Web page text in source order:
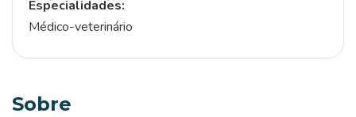
Especialidades:
Médico-veterinário
Sobre